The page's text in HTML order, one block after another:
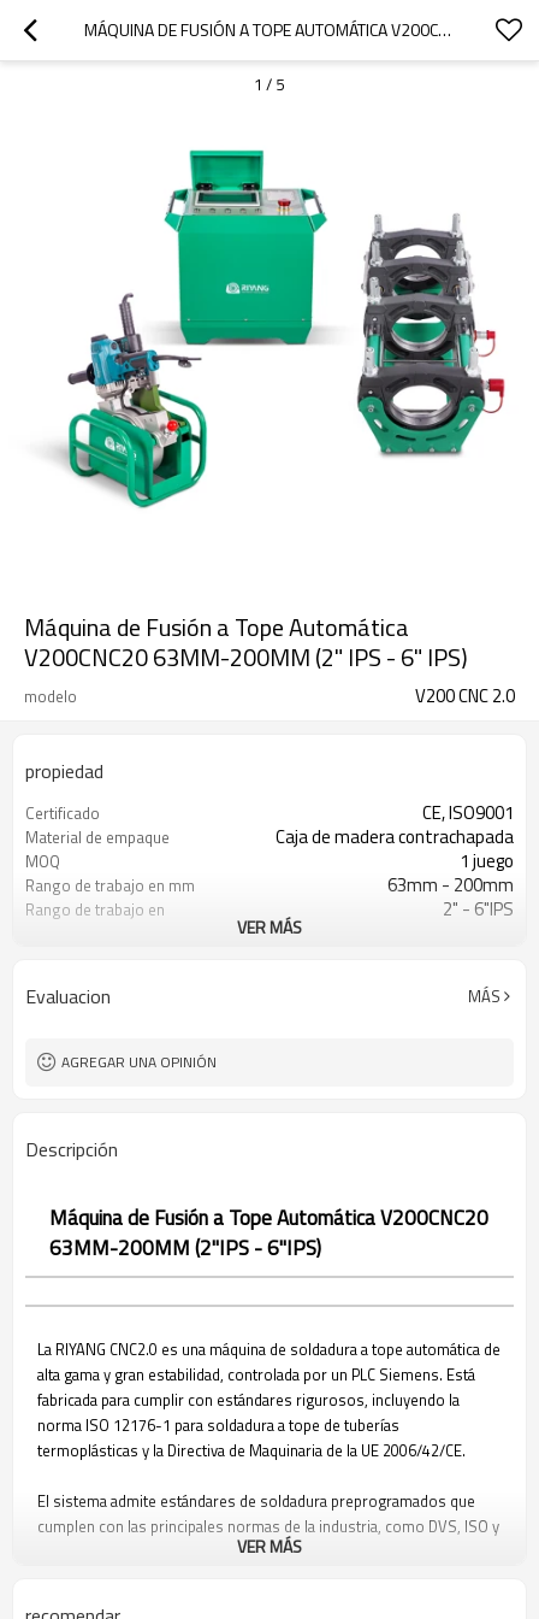
MÁQUINA DE FUSIÓN A TOPE AUTOMÁTICA V200CNC20 63MM-200MM (2" IPS - 6" IPS)
1 / 5
Máquina de Fusión a Tope Automática
V200CNC20 63MM-200MM (2" IPS - 6" IPS)
modelo V200 CNC 2.0
propiedad
Certificado CE, ISO9001
Material de empaque Caja de madera contrachapada
MOQ 1 juego
Rango de trabajo en mm 63mm - 200mm
Rango de trabajo en
2" - 6"IPS
Norma de soldadura de
ISO21307, DVS2207 etc
Tipo de operación
VER MÁS
Evaluacion MÁS
AGREGAR UNA OPINIÓN
Descripción
Máquina de Fusión a Tope Automática V200CNC20
63MM-200MM (2"IPS - 6"IPS)
La RIYANG CNC2.0 es una máquina de soldadura a tope automática de
alta gama y gran estabilidad, controlada por un PLC Siemens. Está
fabricada para cumplir con estándares rigurosos, incluyendo la
norma ISO 12176-1 para soldadura a tope de tuberías
termoplásticas y la Directiva de Maquinaria de la UE 2006/42/CE.
El sistema admite estándares de soldadura preprogramados que
cumplen con las principales normas de la industria, como DVS, ISO y
ASTM. Se pueden incorporar estándares personalizados bajo
VER MÁS